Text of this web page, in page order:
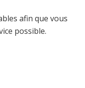
afin que vous
possible.